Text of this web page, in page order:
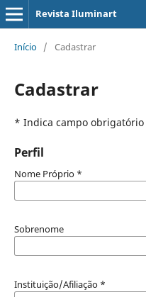
Revista Iluminart
Início / Cadastrar
Cadastrar
* Indica campo obrigatório
Perfil
Nome Próprio *
Sobrenome
Instituição/Afiliação *